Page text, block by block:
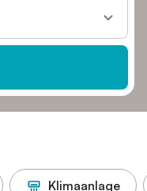
Klimaanlage